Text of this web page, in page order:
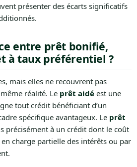
présenter des écarts significatifs
entre prêt bonifié,
à taux préférentiel ?
mais elles ne recouvrent pas
réalité. Le prêt aidéest une
tout crédit bénéficiant d’un
spécifique avantageux. Le prêt
précisément à un crédit dont le coût
charge partielle des intérêts ou par